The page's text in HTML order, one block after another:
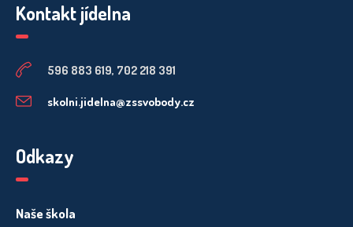
Kontakt jídelna
596 883 619, 702 218 391
skolni.jidelna@zssvobody.cz
Odkazy
Naše škola